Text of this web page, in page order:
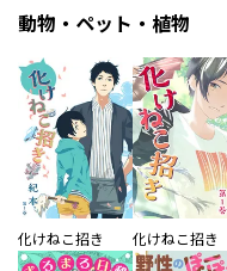
動物・ペット・植物
化けねこ招き